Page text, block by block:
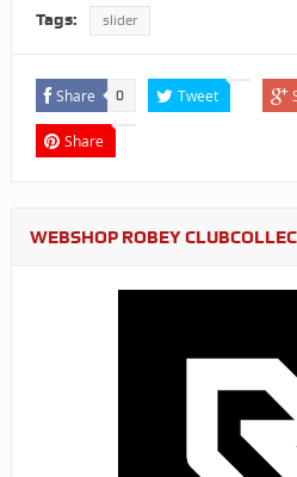
Tags: slider
Share 0 Tweet
Share
WEBSHOP ROBEY